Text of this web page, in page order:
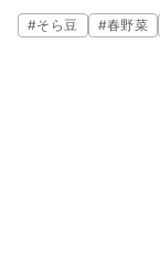
な主菜にもなります
#そら豆 #春野菜